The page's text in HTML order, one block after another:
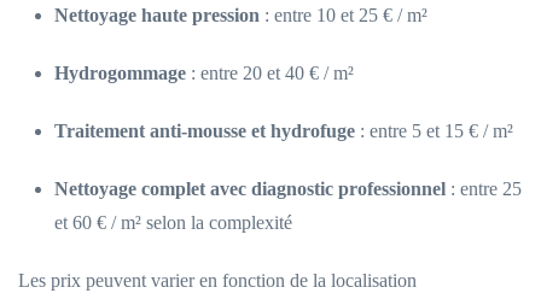
Nettoyage haute pression : entre 10 et 25 € / m²
Hydrogommage : entre 20 et 40 € / m²
Traitement anti-mousse et hydrofuge : entre 5 et 15 € / m²
Nettoyage complet avec diagnostic professionnel : entre 25
et 60 € / m² selon la complexité
Les prix peuvent varier en fonction de la localisation